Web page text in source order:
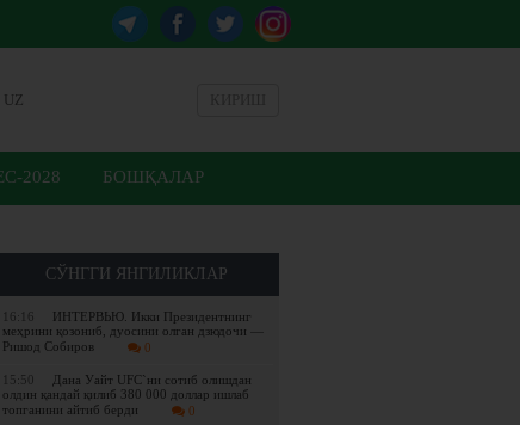
UZ
2028 БОШҚАЛАР
СЎНГГИ ЯНГИЛИКЛАР
16:16
ИНТЕРВЬЮ. Икки Президентнинг
меҳрини қозониб, дуосини олган дзюдочи —
Ришод Собиров
0
15:50
Дана Уайт UFC`ни сотиб олишдан
олдин қандай қилиб 380 000 доллар ишлаб
топганини айтиб берди
0